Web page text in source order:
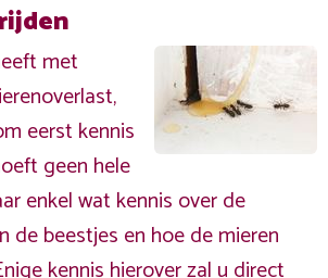
met
eerst kennis
geen hele
enkel wat kennis over de
de beestjes en hoe de mieren